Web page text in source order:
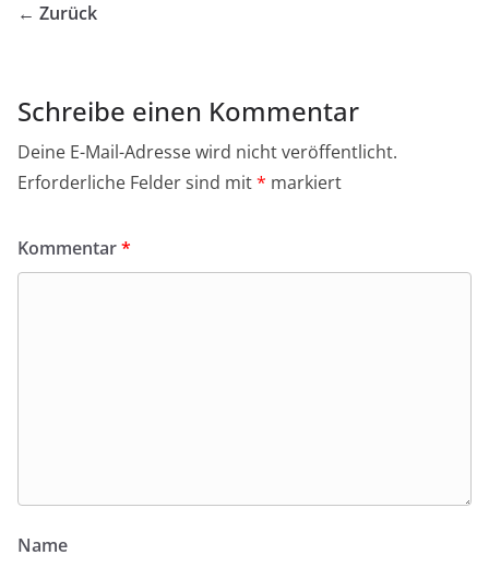
← Zurück
Schreibe einen Kommentar
Deine E-Mail-Adresse wird nicht veröffentlicht.
Erforderliche Felder sind mit* markiert
Kommentar*
Name